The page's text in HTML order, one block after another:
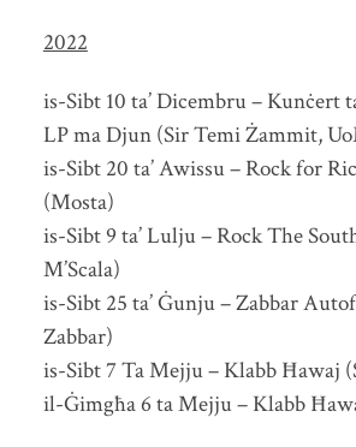
2022
is-Sibt 10 ta’ Dicembru – Kunċert
LP ma Djun (Sir Temi Żammit,
is-Sibt 20 ta’ Awissu – Rock for
(Mosta)
is-Sibt 9 ta’ Lulju – Rock The
M’Scala)
is-Sibt 25 ta’ Ġunju – Zabbar
Zabbar)
is-Sibt 7 Ta Mejju – Klabb Ħawaj
il-Ġimgħa 6 ta Mejju – Klabb